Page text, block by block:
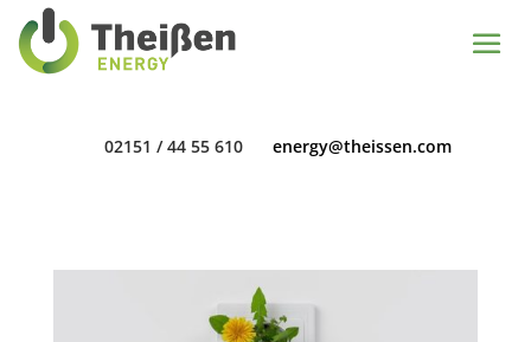
02151 / 44 55 610 energy@theissen.com
02151 / 44 55 610 energy@theissen.com